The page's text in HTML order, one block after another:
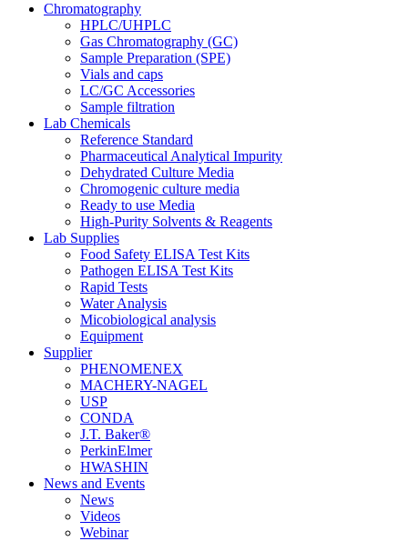
Chromatography
HPLC/UHPLC
Gas Chromatography (GC)
Sample Preparation (SPE)
Vials and caps
LC/GC Accessories
Sample filtration
Lab Chemicals
Reference Standard
Pharmaceutical Analytical Impurity
Dehydrated Culture Media
Chromogenic culture media
Ready to use Media
High-Purity Solvents & Reagents
Lab Supplies
Food Safety ELISA Test Kits
Pathogen ELISA Test Kits
Rapid Tests
Water Analysis
Micobiological analysis
Equipment
Supplier
PHENOMENEX
MACHERY-NAGEL
USP
CONDA
J.T. Baker®
PerkinElmer
HWASHIN
News and Events
News
Videos
Webinar